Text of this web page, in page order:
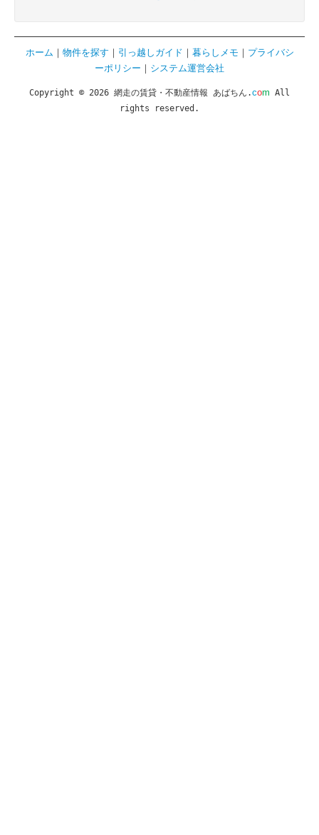
ホーム ｜ 物件を探す ｜ 引っ越しガイド ｜ 暮らしメモ ｜ プライバシ
ーポリシー ｜ システム運営会社
Copyright © 2026 網走の賃貸・不動産情報 あばちん.com All
rights reserved.